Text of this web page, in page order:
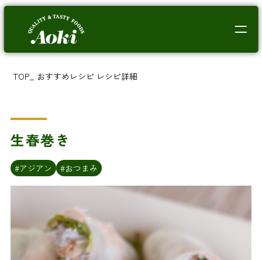
TOP おすすめレシピ レシピ詳細
生春巻き
#アジアン #おつまみ